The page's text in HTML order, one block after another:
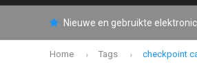
Nieuwe en gebruikte
Home Tags checkpoint